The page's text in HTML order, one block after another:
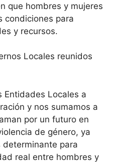
que hombres y mujeres
condiciones para
y recursos.
Locales reunidos
Entidades Locales a
y nos sumamos a
por un futuro en
de género, ya
determinante para
real entre hombres y